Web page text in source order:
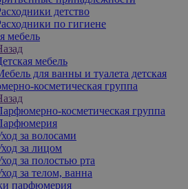
детство
по гигиене
мебель
мебель
для ванны и туалета детская
косметическая группа
косметическая группа
за волосами
за лицом
за полостью рта
за телом, ванна
парфюмерия